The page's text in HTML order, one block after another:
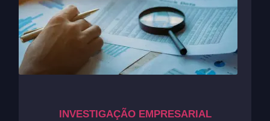
INVESTIGAÇÃO EMPRESARIAL